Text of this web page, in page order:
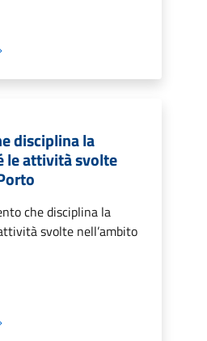
disciplina la
le attività svolte
che disciplina la
svolte nell’ambito